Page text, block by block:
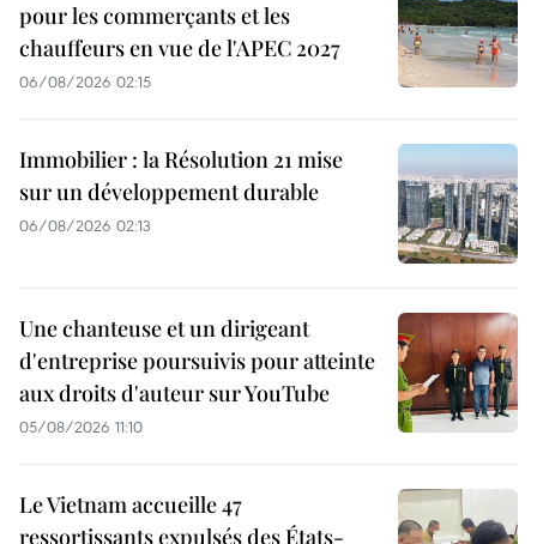
pour les commerçants et les
chauffeurs en vue de l'APEC 2027
06/08/2026 02:15
Immobilier : la Résolution 21 mise
sur un développement durable
06/08/2026 02:13
Une chanteuse et un dirigeant
d'entreprise poursuivis pour atteinte
aux droits d'auteur sur YouTube
05/08/2026 11:10
Le Vietnam accueille 47
ressortissants expulsés des États-